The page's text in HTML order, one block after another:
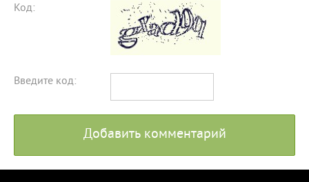
Код:
Введите код:
Добавить комментарий